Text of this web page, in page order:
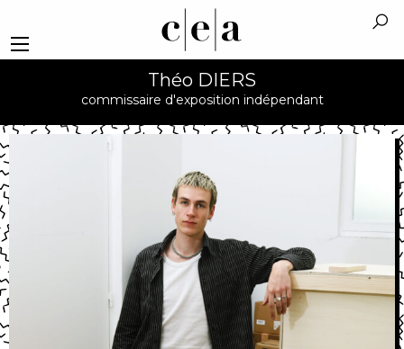
Théo DIERS
commissaire d'exposition indépendant